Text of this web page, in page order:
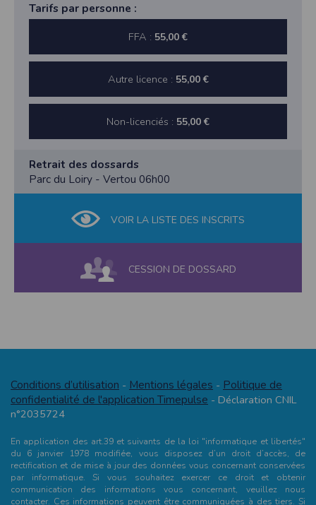
Tarifs par personne :
FFA : 55,00 €
Autre licence : 55,00 €
Non-licenciés : 55,00 €
Retrait des dossards
Parc du Loiry - Vertou 06h00
VOIR LA LISTE DES INSCRITS
CESSION DE DOSSARD
Conditions d’utilisation - Mentions légales - Politique de
confidentialité de l'application Timepulse - Déclaration CNIL
n°2035724
En application des art.39 et suivants de la loi "informatique et libertés"
du 6 janvier 1978 modifiée, vous disposez d’un droit d’accès, de
rectification et de mise à jour des données vous concernant conservées
par informatique. Si vous souhaitez exercer ce droit et obtenir
communication des informations vous concernant, veuillez nous
contacter. Ces informations peuvent être communiquées à des tiers. Si